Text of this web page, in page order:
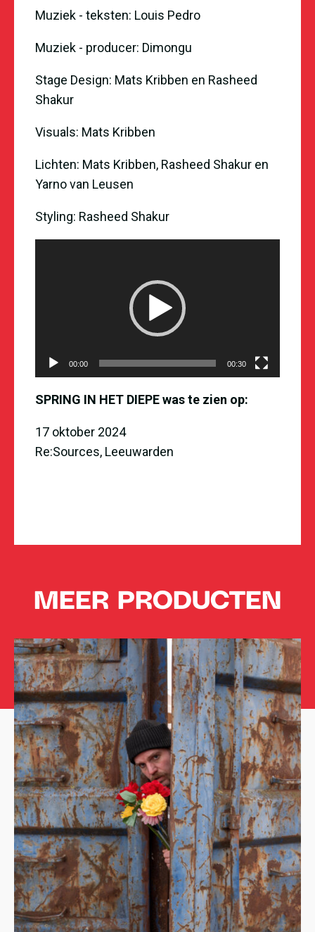
Muziek - teksten: Louis Pedro
Muziek - producer: Dimongu
Stage Design: Mats Kribben en Rasheed
Shakur
Visuals: Mats Kribben
Lichten: Mats Kribben, Rasheed Shakur en
Yarno van Leusen
Styling: Rasheed Shakur
00:00 00:30
SPRING IN HET DIEPE was te zien op:
17 oktober 2024
Re:Sources, Leeuwarden
MEER PRODUCTEN